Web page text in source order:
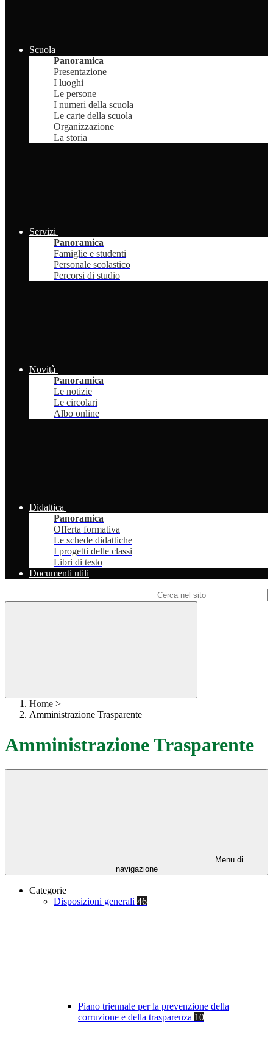
Scuola
Panoramica
Presentazione
I luoghi
Le persone
I numeri della scuola
Le carte della scuola
Organizzazione
La storia
Servizi
Panoramica
Famiglie e studenti
Personale scolastico
Percorsi di studio
Novità
Panoramica
Le notizie
Le circolari
Albo online
Didattica
Panoramica
Offerta formativa
Le schede didattiche
I progetti delle classi
Libri di testo
Documenti utili
Home >
Amministrazione Trasparente
Amministrazione Trasparente
Menu di
navigazione
Categorie
Disposizioni generali 46
Piano triennale per la prevenzione della
corruzione e della trasparenza 10